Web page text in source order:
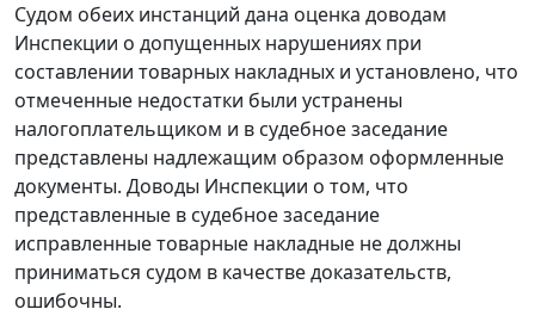
Судом обеих инстанций дана оценка доводам
Инспекции о допущенных нарушениях при
составлении товарных накладных и установлено, что
отмеченные недостатки были устранены
налогоплательщиком и в судебное заседание
представлены надлежащим образом оформленные
документы. Доводы Инспекции о том, что
представленные в судебное заседание
исправленные товарные накладные не должны
приниматься судом в качестве доказательств,
ошибочны.